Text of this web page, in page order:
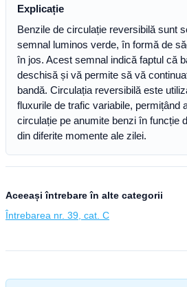
Explicație
Benzile de circulație reversibilă sunt
semnal luminos verde, în formă de
în jos. Acest semnal indică faptul că
deschisă și vă permite să vă
bandă. Circulația reversibilă este
fluxurile de trafic variabile, permițând
circulație pe anumite benzi în funcție
din diferite momente ale zilei.
Aceeași întrebare în alte categorii
Întrebarea nr. 39, cat. C